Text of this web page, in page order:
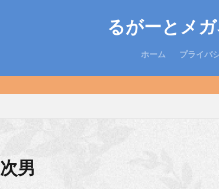
るがーとメ
ホーム プライバ
私
次男